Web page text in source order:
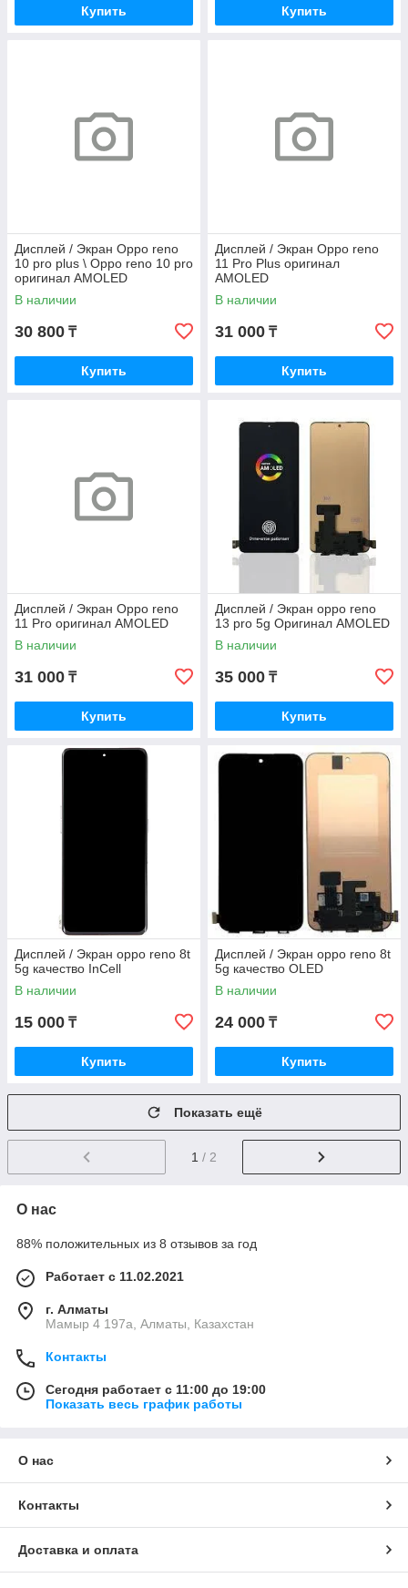
Купить Купить
Дисплей / Экран Oppo reno
10 pro plus \ Oppo reno 10 pro
оригинал AMOLED
В наличии
30 800 ₸
Купить
Дисплей / Экран Oppo reno
11 Pro Plus оригинал
AMOLED
В наличии
31 000 ₸
Купить
Дисплей / Экран Oppo reno
11 Pro оригинал AMOLED
В наличии
31 000 ₸
Купить
Дисплей / Экран oppo reno
13 pro 5g Оригинал AMOLED
В наличии
35 000 ₸
Купить
Дисплей / Экран oppo reno 8t
5g качество InCell
В наличии
15 000 ₸
Купить
Дисплей / Экран oppo reno 8t
5g качество OLED
В наличии
24 000 ₸
Купить
Показать ещё
1 / 2
О нас
88% положительных из 8 отзывов за год
Работает с 11.02.2021
г. Алматы
Мамыр 4 197а, Алматы, Казахстан
Контакты
Сегодня работает с 11:00 до 19:00
Показать весь график работы
О нас
Контакты
Доставка и оплата